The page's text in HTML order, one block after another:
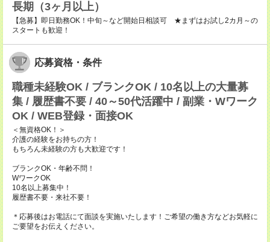
長期（3ヶ月以上）
【急募】即日勤務OK！中旬～など開始日相談可 ★まずはお試し2カ月～の
スタートも歓迎！
応募資格・条件
職種未経験OK / ブランクOK / 10名以上の大量募
集 / 履歴書不要 / 40～50代活躍中 / 副業・Wワーク
OK / WEB登録・面接OK
＜無資格OK！＞
介護の経験をお持ちの方！
もちろん未経験の方も大歓迎です！
ブランクOK・年齢不問！
WワークOK
10名以上募集中！
履歴書不要・来社不要！
＊応募後はお電話にて面談を実施いたします！ご希望の働き方などお気軽に
ご要望をお伝えください。